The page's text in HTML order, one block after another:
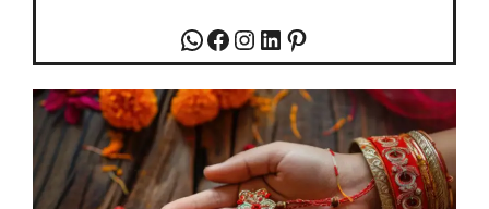
WhatsApp
Facebook
Instagram
LinkedIn
Pinterest